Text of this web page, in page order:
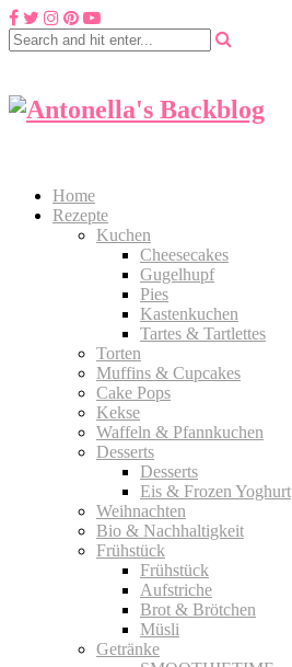
Home
Rezepte
Kuchen
Cheesecakes
Gugelhupf
Pies
Kastenkuchen
Tartes & Tartlettes
Torten
Muffins & Cupcakes
Cake Pops
Kekse
Waffeln & Pfannkuchen
Desserts
Desserts
Eis & Frozen Yoghurt
Weihnachten
Bio & Nachhaltigkeit
Frühstück
Frühstück
Aufstriche
Brot & Brötchen
Müsli
Getränke